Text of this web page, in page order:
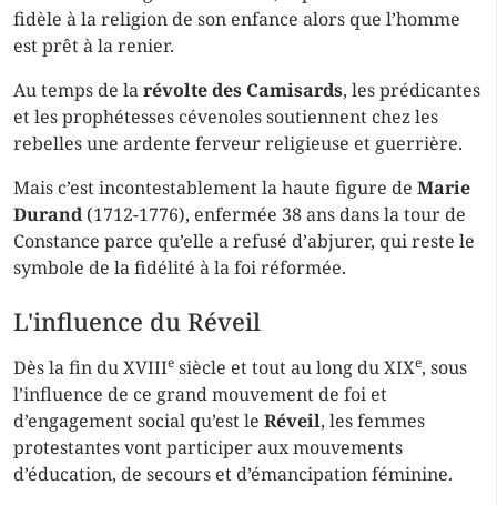
fidèle à la religion de son enfance alors que l’homme
est prêt à la renier.
Au temps de larévolte des Camisards, les prédicantes
et les prophétesses cévenoles soutiennent chez les
rebelles une ardente ferveur religieuse et guerrière.
Mais c’est incontestablement la haute figure de Marie
Durand (1712-1776), enfermée 38 ans dans la tour de
Constance parce qu’elle a refusé d’abjurer, qui reste le
symbole de la fidélité à la foi réformée.
L'influence du Réveil
Dès la fin du XVIIIe siècle et tout au long du XIXe, sous
l’influence de ce grand mouvement de foi et
d’engagement social qu’est le Réveil, les femmes
protestantes vont participer aux mouvements
d’éducation, de secours et d’émancipation féminine.